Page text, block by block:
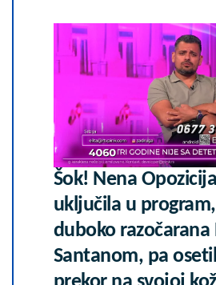
Šok! Nena
uključila u
duboko
Santanom, pa